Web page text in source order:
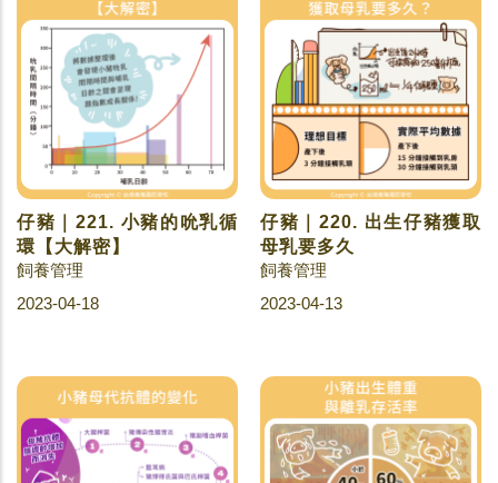
仔豬｜221. 小豬的吮乳循
環【大解密】
飼養管理
2023-04-18
仔豬｜220. 出生仔豬獲取
母乳要多久
飼養管理
2023-04-13